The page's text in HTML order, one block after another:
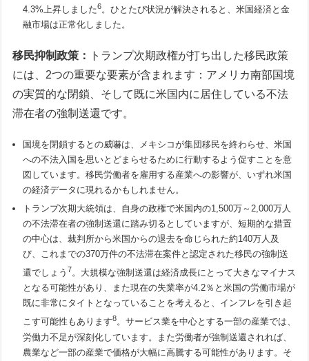
4.3%上昇しました6。ひとたび状況が解決されると、米国経済と金
融市場は正常化しました。
移民抑制政策：
トランプ次期政権が打ち出した移民政策
には、2つの重要な要素が含まれます：アメリカ南部国境
の実質的な閉鎖、そして既に米国内に居住している不法
滞在者の強制送還です。
国境を閉鎖するとの威嚇は、メキシコが集団移民を終わらせ、米国
への不法入国を思いとどまらせるために行動するよう促すことを意
図しています。移民労働者を雇用する産業への影響が、いずれ米国
の経済データに現れるかもしれません。
トランプ次期大統領は、自身の政権で米国内の1,500万～2,000万人
の不法滞在者の強制送還に踏み切るとしていますが、短期的な措置
の中心は、裁判所から米国からの退去を命じられた約140万人及
び、これまでの370万件の不法滞在案件と認定された移民の強制送
還でしょう 7。大規模な強制送還は経済成長にとって大きなマイナス
となる可能性があり、また現在の失業率が4.2％と米国の労働市場が
既に非常にタイトとなっていることを考えると、インフレを引き起
こす可能性もあります8。サービス業を中心とする一部の産業では、
労働力不足が深刻化しています。また労働者が強制送還されれば、
農業など一部の産業で価格が大幅に高騰する可能性があります。そ